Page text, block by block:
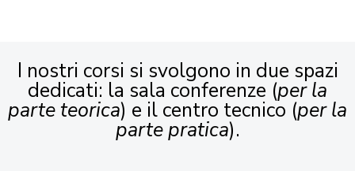
I nostri corsi si svolgono in due spazi
dedicati: la sala conferenze (per la
parte teorica) e il centro tecnico (per la
parte pratica).